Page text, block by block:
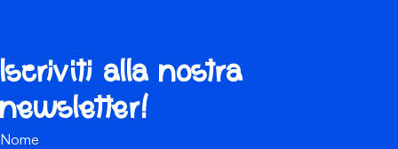
Iscriviti alla nostra
newsletter!
Nome